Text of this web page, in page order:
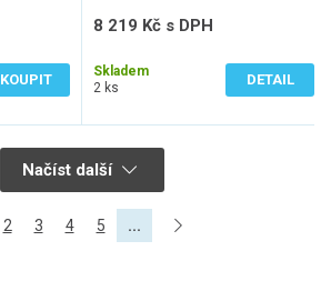
KOUPIT
8 219 Kč s DPH
Skladem
2 ks
DETAIL
Načíst další
2 3 4 5 ...